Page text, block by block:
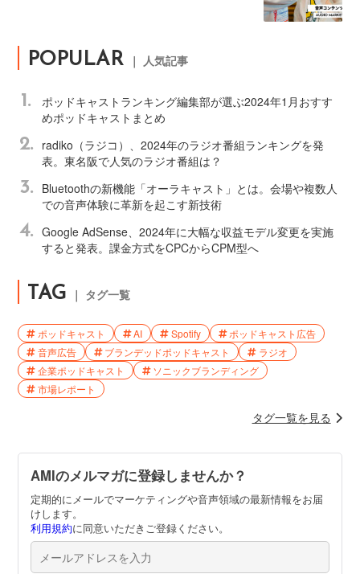
POPULAR ｜ 人気記事
1.
ポッドキャストランキング編集部が選ぶ2024年1月おすす
めポッドキャストまとめ
2.
radiko（ラジコ）、2024年のラジオ番組ランキングを発
表。東名阪で人気のラジオ番組は？
3.
Bluetoothの新機能「オーラキャスト」とは。会場や複数人
での音声体験に革新を起こす新技術
4. Google AdSense、2024年に大幅な収益モデル変更を実施
すると発表。課金方式をCPCからCPM型へ
TAG ｜ タグ一覧
ポッドキャスト AI Spotify
ポッドキャスト広告
音声広告
ブランデッドポッドキャスト
ラジオ
企業ポッドキャスト
ソニックブランディング
市場レポート
タグ一覧を見る
AMIのメルマガに登録しませんか？
定期的にメールでマーケティングや音声領域の最新情報をお届
けします。
利用規約に同意いただきご登録ください。